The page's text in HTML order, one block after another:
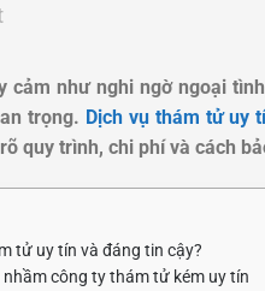
cảm như nghi ngờ ngoại
trọng. Dịch vụ thám tử uy
quy trình, chi phí và cách
tử uy tín và đáng tin cậy?
công ty thám tử kém uy tín